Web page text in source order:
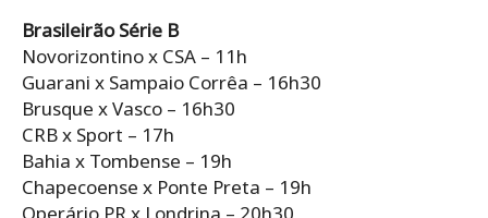
Brasileirão Série B
Novorizontino x CSA – 11h
Guarani x Sampaio Corrêa – 16h30
Brusque x Vasco – 16h30
CRB x Sport – 17h
Bahia x Tombense – 19h
Chapecoense x Ponte Preta – 19h